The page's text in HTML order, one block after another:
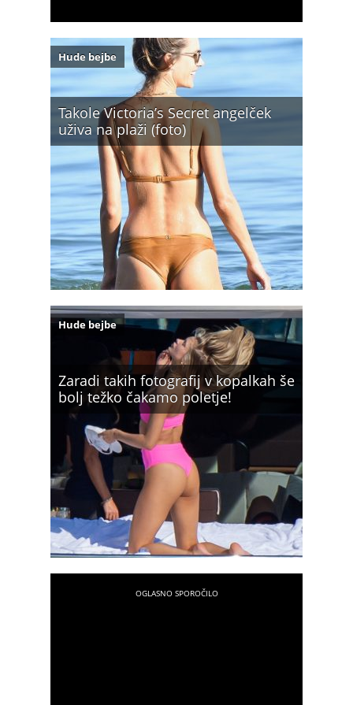
Takole Victoria’s Secret angelček
uživa na plaži (foto)
Hude bejbe
Zaradi takih fotografij v kopalkah še
bolj težko čakamo poletje!
Hude bejbe